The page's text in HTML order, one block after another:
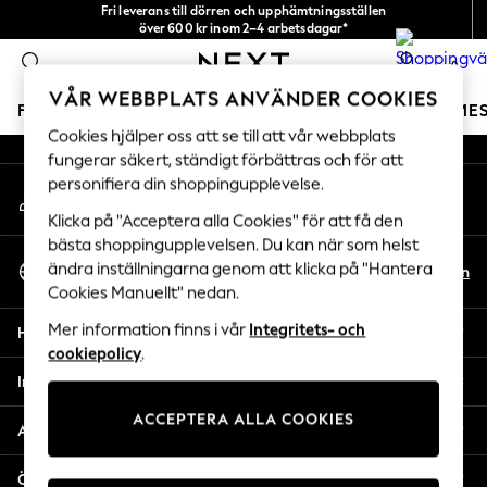
Fri leverans till dörren och upphämtningsställen
över 600 kr inom 2–4 arbetsdagar*
0
FLICKOR POJKAR BABY DAMER HERRAR
GIRLS
New In
50 - 92cm
98 - 110cm
116 - 134cm
140 - 174cm
Trending: Top & Short Sets
Trending: Clogs
All Clothing
Coats & Jackets
Sweatshirts & Hoodies
An error occurred on client
Våra sociala nätverk
Mitt konto
Logga in på ditt konto
Välj Språk
Svenska
Sv En
Hjälp
Integritet & Juridik
Avdelningar
Övriga tjänster
VÅR WEBBPLATS ANVÄNDER COOKIES
Cookies hjälper oss att se till att vår webbplats
fungerar säkert, ständigt förbättras och för att
personifiera din shoppingupplevelse.
Klicka på "Acceptera alla Cookies" för att få den
bästa shoppingupplevelsen. Du kan när som helst
ändra inställningarna genom att klicka på "Hantera
Cookies Manuellt" nedan.
Mer information finns i vår Integritets- och
cookiepolicy.
ACCEPTERA ALLA COOKIES